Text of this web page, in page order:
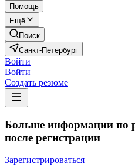
Помощь
Ещё
Поиск
Санкт-Петербург
Войти
Войти
Создать резюме
Больше информации по
после регистрации
Зарегистрироваться